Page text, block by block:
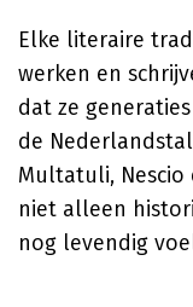
Elke literaire
werken en
dat ze
de
Multatuli, Nescio
niet alleen
nog levendig